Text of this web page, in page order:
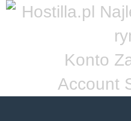
Konto
Account